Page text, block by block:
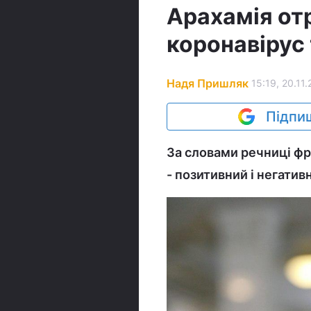
Арахамія
Надя Пришляк 15:19,
За словами речниці
- позитивний і